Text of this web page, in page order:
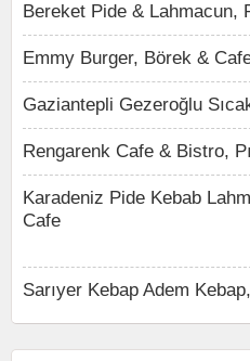
Bereket Pide & Lahmacun,
Emmy Burger, Börek &
Gaziantepli Gezeroğlu
Rengarenk Cafe & Bistro,
Karadeniz Pide Kebab
Cafe
Sarıyer Kebap Adem